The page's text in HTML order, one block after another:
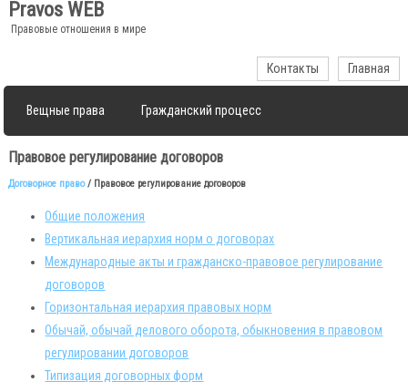
Pravos WEB
Правовые отношения в мире
Главная
Контакты
Вещные права Гражданский процесс
Право наследования Трудовые споры
Правовое регулирование договоров
Правовое регулирование договоров
Договорное право/ Правовое регулирование договоров
Общие положения
Вертикальная иерархия норм о договорах
Международные акты и гражданско-правовое регулирование
договоров
Горизонтальная иерархия правовых норм
Обычай, обычай делового оборота, обыкновения в правовом
регулировании договоров
Типизация договорных форм